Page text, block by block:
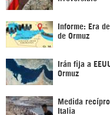
Informe: Era
de Ormuz
Irán fija a
Ormuz
Medida
Italia